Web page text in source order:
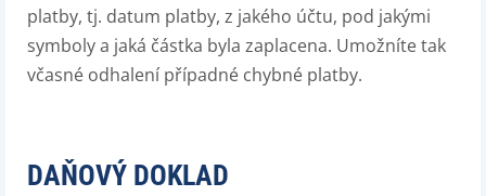
platby, tj. datum platby, z jakého účtu, pod jakými
symboly a jaká částka byla zaplacena. Umožníte tak
včasné odhalení případné chybné platby.
DAŇOVÝ DOKLAD